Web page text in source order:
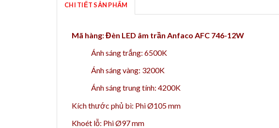
CHI TIẾT SẢN PHẨM
Mã hàng: Đèn LED âm trần Anfaco AFC 746-12W
Ánh sáng trắng: 6500K
Ánh sáng vàng: 3200K
Ánh sáng trung tính: 4200K
Kích thước phủ bì: Phi Ø105 mm
Khoét lỗ: Phi Ø97 mm